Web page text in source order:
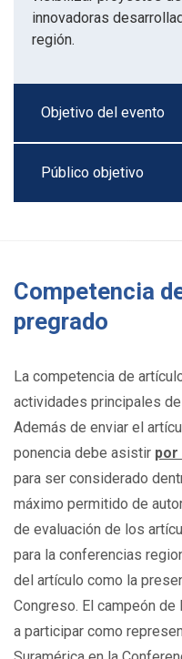
innovadoras
región.
Objetivo del evento
Público objetivo
Competencia
pregrado
La competencia de
actividades principales
Además de enviar el
ponencia debe asistir por
para ser considerado
máximo permitido de
de evaluación de los
para la conferencias
del artículo como la
Congreso. El campeón
a participar como